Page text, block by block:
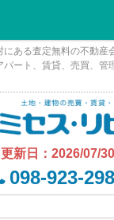
ある査定無料の不動産
ート、賃貸、売買、管
更新日：2026/07/30
098-923-